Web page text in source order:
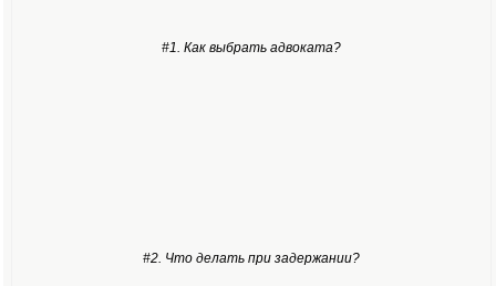
#1. Как выбрать адвоката?
#2. Что делать при задержании?